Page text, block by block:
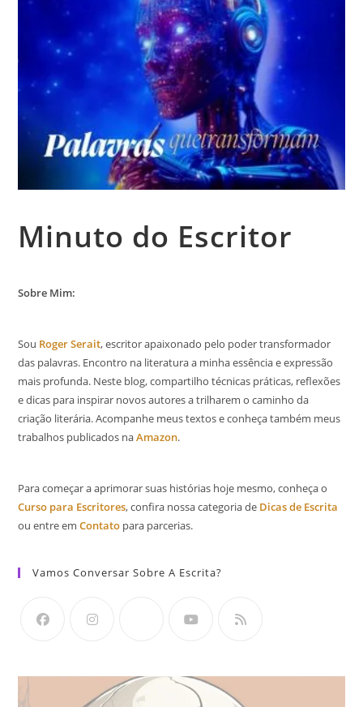
Minuto do Escritor
Sobre Mim:
Sou Roger Serait, escritor apaixonado pelo poder transformador
das palavras. Encontro na literatura a minha essência e expressão
mais profunda. Neste blog, compartilho técnicas práticas, reflexões
e dicas para inspirar novos autores a trilharem o caminho da
criação literária. Acompanhe meus textos e conheça também meus
trabalhos publicados naAmazon.
Para começar a aprimorar suas histórias hoje mesmo, conheça o
Curso para Escritores, confira nossa categoria de Dicas de Escrita
ou entre emContato para parcerias.
Vamos Conversar Sobre A Escrita?
uma
uma
uma